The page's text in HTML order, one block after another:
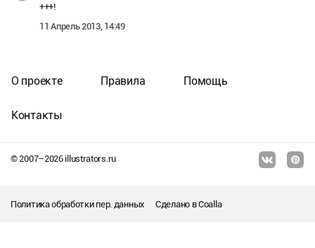
+++!
11 Апрель 2013, 14:49
© 2007–2026illustrators.ru
О проекте Правила Помощь
Контакты
Политика обработки пер. данных Сделано вCoalla